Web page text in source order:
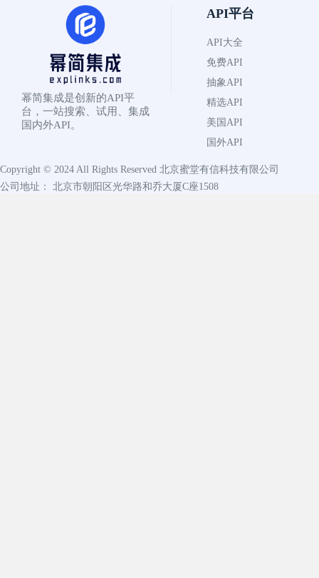
幂简集成是创新的API平
台，一站搜索、试用、集成
国内外API。
API平台
API大全
免费API
抽象API
精选API
美国API
国外API
Copyright © 2024 All Rights Reserved 北京蜜堂有信科技有限公司
公司地址： 北京市朝阳区光华路和乔大厦C座1508